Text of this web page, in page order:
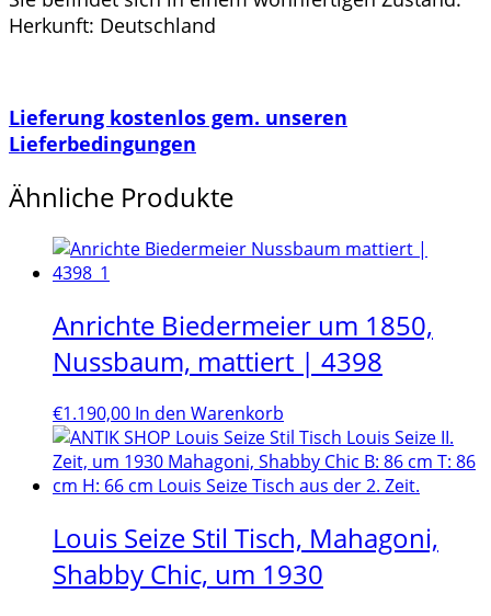
Herkunft: Deutschland
Lieferung kostenlos gem. unseren
Lieferbedingungen
Ähnliche Produkte
Anrichte Biedermeier um 1850,
Nussbaum, mattiert | 4398
€1.190,00 In den Warenkorb
Louis Seize Stil Tisch, Mahagoni,
Shabby Chic, um 1930